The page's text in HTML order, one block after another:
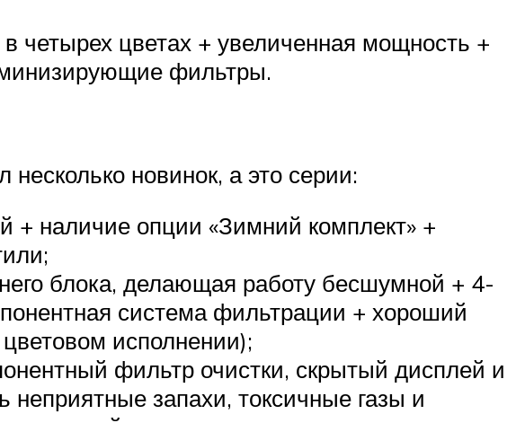
четырех цветах + увеличенная мощность +
фильтры.
новинок, а это серии:
+ наличие опции «Зимний комплект» +
блока, делающая работу бесшумной + 4-
система фильтрации + хороший
исполнении);
фильтр очистки, скрытый дисплей и
запахи, токсичные газы и